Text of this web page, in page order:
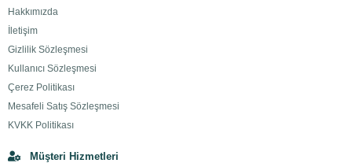
Hakkımızda
İletişim
Gizlilik Sözleşmesi
Kullanıcı Sözleşmesi
Çerez Politikası
Mesafeli Satış Sözleşmesi
KVKK Politikası
Müşteri Hizmetleri